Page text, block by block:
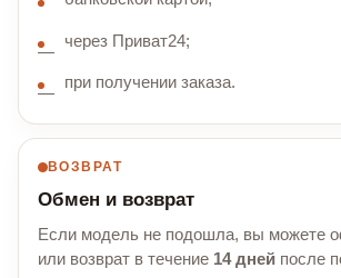
через Приват24;
при получении заказа.
ВОЗВРАТ
Обмен и возврат
Если модель не подошла, вы можете
или возврат в течение 14 дней после